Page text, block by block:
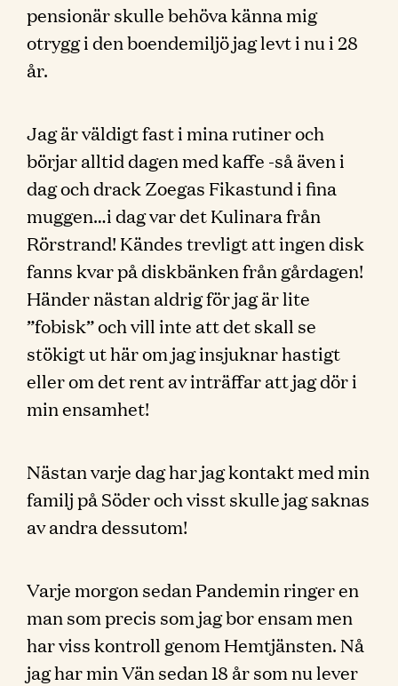
pensionär skulle behöva känna mig
otrygg i den boendemiljö jag levt i nu i 28
år.
Jag är väldigt fast i mina rutiner och
börjar alltid dagen med kaffe -så även i
dag och drack Zoegas Fikastund i fina
muggen…i dag var det Kulinara från
Rörstrand! Kändes trevligt att ingen disk
fanns kvar på diskbänken från gårdagen!
Händer nästan aldrig för jag är lite
”fobisk” och vill inte att det skall se
stökigt ut här om jag insjuknar hastigt
eller om det rent av inträffar att jag dör i
min ensamhet!
Nästan varje dag har jag kontakt med min
familj på Söder och visst skulle jag saknas
av andra dessutom!
Varje morgon sedan Pandemin ringer en
man som precis som jag bor ensam men
har viss kontroll genom Hemtjänsten. Nå
jag har min Vän sedan 18 år som nu lever